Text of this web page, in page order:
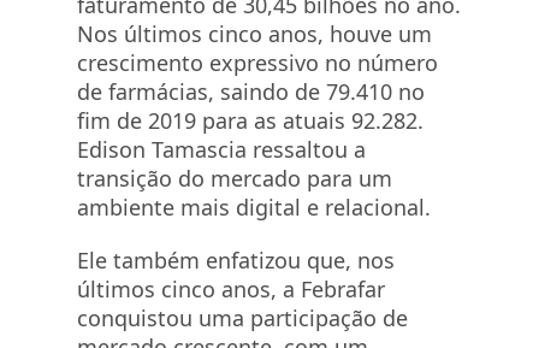
Nos últimos cinco anos, houve um
crescimento expressivo no número
de farmácias, saindo de 79.410 no
fim de 2019 para as atuais 92.282.
Edison Tamascia ressaltou a
transição do mercado para um
ambiente mais digital e relacional.
Ele também enfatizou que, nos
últimos cinco anos, a Febrafar
conquistou uma participação de